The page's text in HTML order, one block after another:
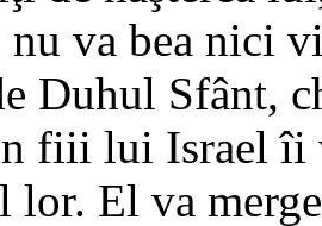
va bea nici
Duhul Sfânt,
fiii lui Israel îi
lor. El va